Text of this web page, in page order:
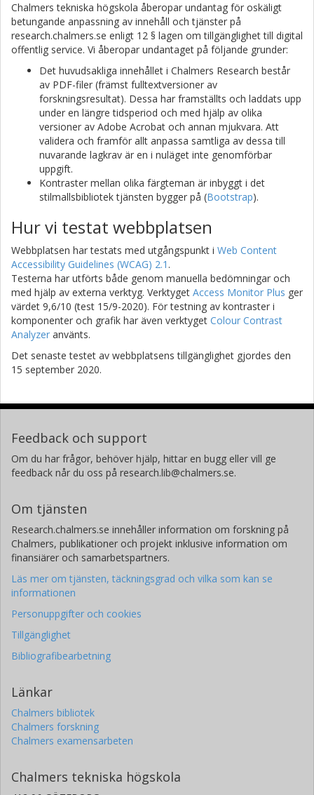
Chalmers tekniska högskola åberopar undantag för oskäligt
betungande anpassning av innehåll och tjänster på
research.chalmers.se enligt 12 § lagen om tillgänglighet till digital
offentlig service. Vi åberopar undantaget på följande grunder:
Det huvudsakliga innehållet i Chalmers Research består
av PDF-filer (främst fulltextversioner av
forskningsresultat). Dessa har framställts och laddats upp
under en längre tidsperiod och med hjälp av olika
versioner av Adobe Acrobat och annan mjukvara. Att
validera och framför allt anpassa samtliga av dessa till
nuvarande lagkrav är en i nuläget inte genomförbar
uppgift.
Kontraster mellan olika färgteman är inbyggt i det
stilmallsbibliotek tjänsten bygger på (Bootstrap).
Hur vi testat webbplatsen
Webbplatsen har testats med utgångspunkt i Web Content
Accessibility Guidelines (WCAG) 2.1 .
Testerna har utförts både genom manuella bedömningar och
med hjälp av externa verktyg. Verktyget Access Monitor Plus ger
värdet 9,6/10 (test 15/9-2020). För testning av kontraster i
komponenter och grafik har även verktyget Colour Contrast
Analyzer använts.
Det senaste testet av webbplatsens tillgänglighet gjordes den
15 september 2020.
Feedback och support
Om du har frågor, behöver hjälp, hittar en bugg eller vill ge
feedback når du oss på research.lib@chalmers.se.
Om tjänsten
Research.chalmers.se innehåller information om forskning på
Chalmers, publikationer och projekt inklusive information om
finansiärer och samarbetspartners.
Läs mer om tjänsten, täckningsgrad och vilka som kan se
informationen
Personuppgifter och cookies
Tillgänglighet
Bibliografibearbetning
Länkar
Chalmers bibliotek
Chalmers forskning
Chalmers examensarbeten
Chalmers tekniska högskola